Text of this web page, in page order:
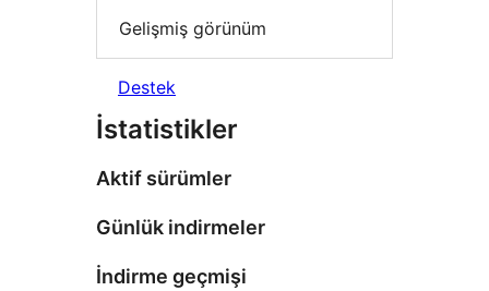
Gelişmiş görünüm
Destek
İstatistikler
Aktif sürümler
Günlük indirmeler
İndirme geçmişi